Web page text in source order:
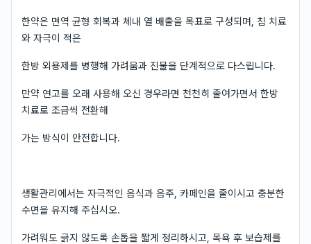
한약은 면역 균형 회복과 체내 열 배출을 목표로 구성되며, 침 치료
와 자극이 적은
한방 외용제를 병행해 가려움과 진물을 단계적으로 다스립니다.
만약 연고를 오래 사용해 오신 경우라면 천천히 줄여가면서 한방
치료로 조금씩 전환해
가는 방식이 안전합니다.
생활관리에서는 자극적인 음식과 음주, 카페인을 줄이시고 충분한
수면을 유지해 주십시오.
가려워도 긁지 않도록 손톱을 짧게 정리하시고, 목욕 후 보습제를